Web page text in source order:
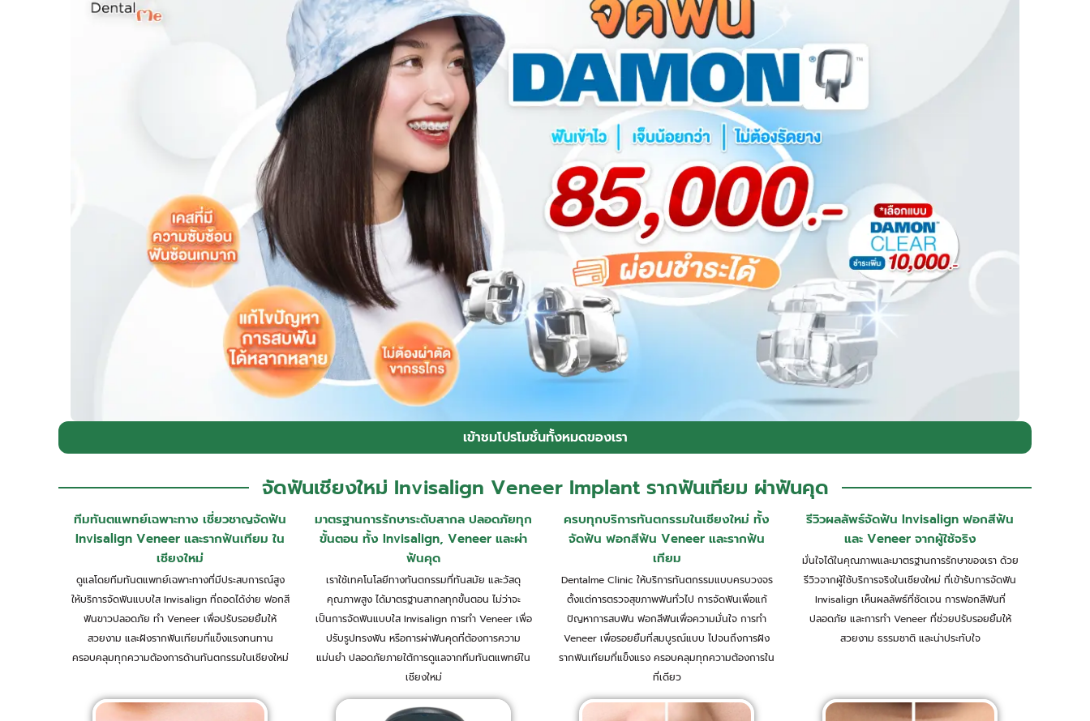
เข้าชมโปรโมชั่นทั้งหมดของเรา
จัดฟันเชียงใหม่ Invisalign Veneer Implant รากฟันเทียม ผ่าฟันคุด
ทีมทันตแพทย์เฉพาะทาง เชี่ยวชาญจัดฟัน
Invisalign Veneer และรากฟันเทียม ใน
เชียงใหม่
ดูแลโดยทีมทันตแพทย์เฉพาะทางที่มีประสบการณ์สูง
ให้บริการจัดฟันแบบใส Invisalign ที่ถอดได้ง่าย ฟอกสี
ฟันขาวปลอดภัย ทำ Veneer เพื่อปรับรอยยิ้มให้
สวยงาม และฝังรากฟันเทียมที่แข็งแรงทนทาน
ครอบคลุมทุกความต้องการด้านทันตกรรมในเชียงใหม่
มาตรฐานการรักษาระดับสากล ปลอดภัยทุก
ขั้นตอน ทั้ง Invisalign, Veneer และผ่า
ฟันคุด
เราใช้เทคโนโลยีทางทันตกรรมที่ทันสมัย และวัสดุ
คุณภาพสูง ได้มาตรฐานสากลทุกขั้นตอน ไม่ว่าจะ
เป็นการจัดฟันแบบใส Invisalign การทำ Veneer เพื่อ
ปรับรูปทรงฟัน หรือการผ่าฟันคุดที่ต้องการความ
แม่นยำ ปลอดภัยภายใต้การดูแลจากทีมทันตแพทย์ใน
เชียงใหม่
ครบทุกบริการทันตกรรมในเชียงใหม่ ทั้ง
จัดฟัน ฟอกสีฟัน Veneer และรากฟัน
เทียม
Dentalme Clinic ให้บริการทันตกรรมแบบครบวงจร
ตั้งแต่การตรวจสุขภาพฟันทั่วไป การจัดฟันเพื่อแก้
ปัญหาการสบฟัน ฟอกสีฟันเพื่อความมั่นใจ การทำ
Veneer เพื่อรอยยิ้มที่สมบูรณ์แบบ ไปจนถึงการฝัง
รากฟันเทียมที่แข็งแรง ครอบคลุมทุกความต้องการใน
ที่เดียว
รีวิวผลลัพธ์จัดฟัน Invisalign ฟอกสีฟัน
และ Veneer จากผู้ใช้จริง
มั่นใจได้ในคุณภาพและมาตรฐานการรักษาของเรา ด้วย
รีวิวจากผู้ใช้บริการจริงในเชียงใหม่ ที่เข้ารับการจัดฟัน
Invisalign เห็นผลลัพธ์ที่ชัดเจน การฟอกสีฟันที่
ปลอดภัย และการทำ Veneer ที่ช่วยปรับรอยยิ้มให้
สวยงาม ธรรมชาติ และน่าประทับใจ